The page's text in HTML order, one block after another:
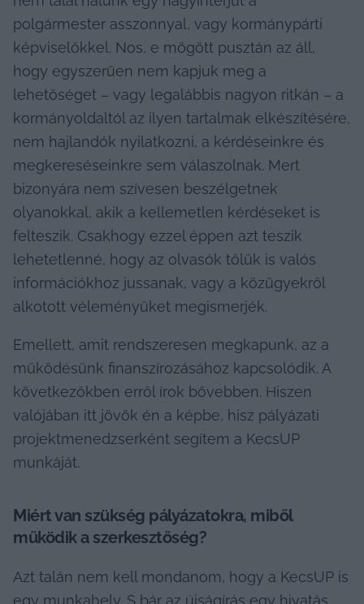
polgármester asszonnyal, vagy kormánypárti
képviselőkkel. Nos, e mögött pusztán az áll,
hogy egyszerűen nem kapjuk meg a
lehetőséget – vagy legalábbis nagyon ritkán – a
kormányoldaltól az ilyen tartalmak elkészítésére,
nem hajlandók nyilatkozni, a kérdéseinkre és
megkereséseinkre sem válaszolnak. Mert
bizonyára nem szívesen beszélgetnek
olyanokkal, akik a kellemetlen kérdéseket is
felteszik. Csakhogy ezzel éppen azt teszik
lehetetlenné, hogy az olvasók tőlük is valós
információkhoz jussanak, vagy a közügyekről
alkotott véleményüket megismerjék.
Emellett, amit rendszeresen megkapunk, az a
működésünk finanszírozásához kapcsolódik. A
következőkben erről írok bővebben. Hiszen
valójában itt jövök én a képbe, hisz pályázati
projektmenedzserként segítem a KecsUP
munkáját.
Miért van szükség pályázatokra, miből
működik a szerkesztőség?
Azt talán nem kell mondanom, hogy a KecsUP is
egy munkahely. S bár az újságírás egy hivatás,